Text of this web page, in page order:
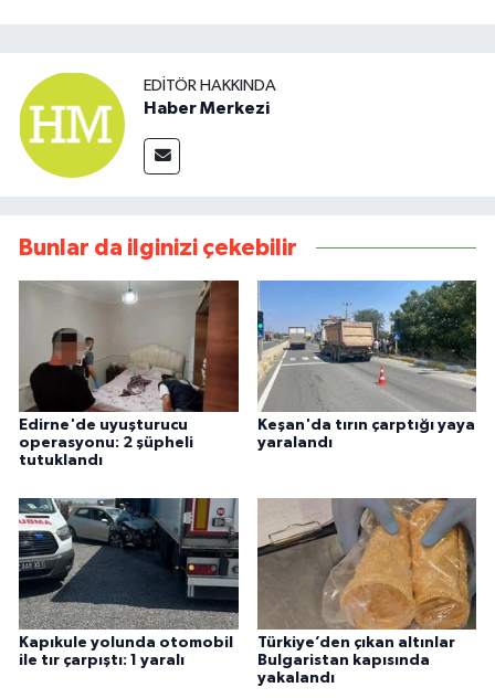
EDITÖR HAKKINDA
Haber Merkezi
Bunlar da ilginizi çekebilir
Edirne'de uyuşturucu
operasyonu: 2 şüpheli
tutuklandı
Keşan'da tırın çarptığı yaya
yaralandı
Kapıkule yolunda otomobil
ile tır çarpıştı: 1 yaralı
Türkiye’den çıkan altınlar
Bulgaristan kapısında
yakalandı